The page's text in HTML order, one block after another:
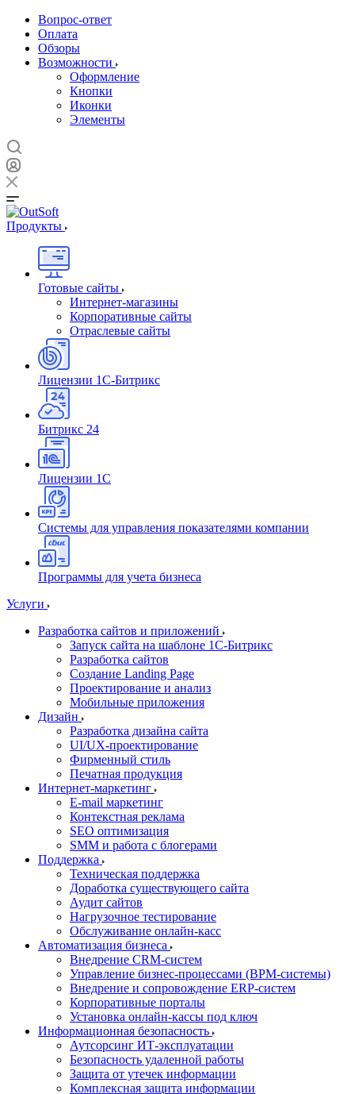
Вопрос-ответ
Оплата
Обзоры
Возможности
Оформление
Кнопки
Иконки
Элементы
Продукты
Готовые сайты
Интернет-магазины
Корпоративные сайты
Отраслевые сайты
Лицензии 1С-Битрикс
Битрикс 24
Лицензии 1С
Системы для управления показателями компании
Программы для учета бизнеса
Услуги
Разработка сайтов и приложений
Запуск сайта на шаблоне 1С-Битрикс
Разработка сайтов
Создание Landing Page
Проектирование и анализ
Мобильные приложения
Дизайн
Разработка дизайна сайта
UI/UX-проектирование
Фирменный стиль
Печатная продукция
Интернет-маркетинг
E-mail маркетинг
Контекстная реклама
SEO оптимизация
SMM и работа с блогерами
Поддержка
Техническая поддержка
Доработка существующего сайта
Аудит сайтов
Нагрузочное тестирование
Обслуживание онлайн-касс
Автоматизация бизнеса
Внедрение CRM-систем
Управление бизнес-процессами (BPM-системы)
Внедрение и сопровождение ERP-систем
Корпоративные порталы
Установка онлайн-кассы под ключ
Информационная безопасность
Аутсорсинг ИТ-эксплуатации
Безопасность удаленной работы
Защита от утечек информации
Комплексная защита информации